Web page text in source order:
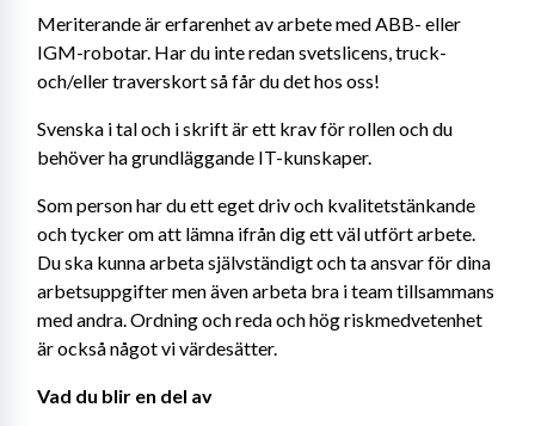
Meriterande är erfarenhet av arbete med ABB- eller
IGM-robotar. Har du inte redan svetslicens, truck-
och/eller traverskort så får du det hos oss!
Svenska i tal och i skrift är ett krav för rollen och du
behöver ha grundläggande IT-kunskaper.
Som person har du ett eget driv och kvalitetstänkande
och tycker om att lämna ifrån dig ett väl utfört arbete.
Du ska kunna arbeta självständigt och ta ansvar för dina
arbetsuppgifter men även arbeta bra i team tillsammans
med andra. Ordning och reda och hög riskmedvetenhet
är också något vi värdesätter.
Vad du blir en del av